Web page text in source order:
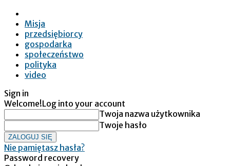
Misja
przedsiębiorcy
gospodarka
społeczeństwo
polityka
video
Sign in
Welcome!Log into your account
Twoja nazwa użytkownika
Twoje hasło
Nie pamiętasz hasła?
Password recovery